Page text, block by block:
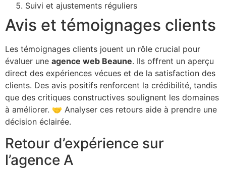
Suivi et ajustements réguliers
Avis et témoignages clients
Les témoignages clients jouent un rôle crucial pour
évaluer une agence web Beaune. Ils offrent un aperçu
direct des expériences vécues et de la satisfaction des
clients. Des avis positifs renforcent la crédibilité, tandis
que des critiques constructives soulignent les domaines
à améliorer. 🤝 Analyser ces retours aide à prendre une
décision éclairée.
Retour d’expérience sur
l’agence A